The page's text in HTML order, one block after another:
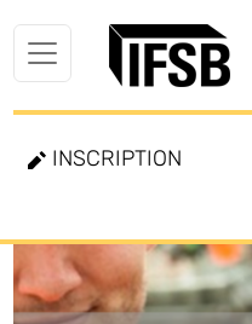
INSCRIPTION
Toggle